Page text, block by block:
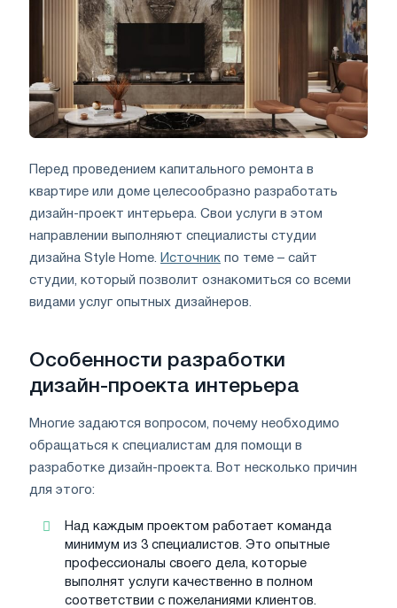
Перед проведением капитального ремонта в
квартире или доме целесообразно разработать
дизайн-проект интерьера. Свои услуги в этом
направлении выполняют специалисты студии
дизайна Style Home.
Источник по теме – сайт
студии, который позволит ознакомиться со всеми
видами услуг опытных дизайнеров.
Особенности разработки
дизайн-проекта интерьера
Многие задаются вопросом, почему необходимо
обращаться к специалистам для помощи в
разработке дизайн-проекта. Вот несколько причин
для этого:
Над каждым проектом работает команда
минимум из 3 специалистов. Это опытные
профессионалы своего дела, которые
выполнят услуги качественно в полном
соответствии с пожеланиями клиентов.